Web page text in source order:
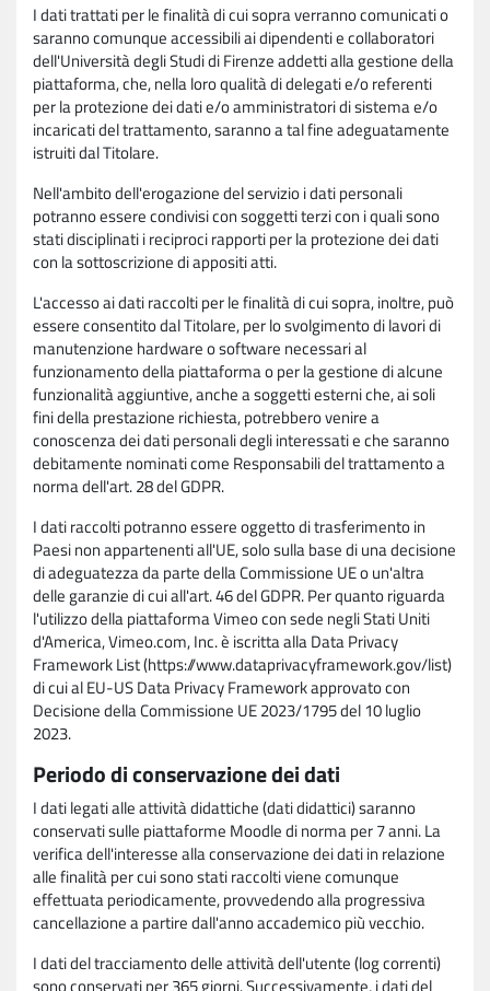
I dati trattati per le finalità di cui sopra verranno comunicati o
saranno comunque accessibili ai dipendenti e collaboratori
dell'Università degli Studi di Firenze addetti alla gestione della
piattaforma, che, nella loro qualità di delegati e/o referenti
per la protezione dei dati e/o amministratori di sistema e/o
incaricati del trattamento, saranno a tal fine adeguatamente
istruiti dal Titolare.
Nell'ambito dell'erogazione del servizio i dati personali
potranno essere condivisi con soggetti terzi con i quali sono
stati disciplinati i reciproci rapporti per la protezione dei dati
con la sottoscrizione di appositi atti.
L'accesso ai dati raccolti per le finalità di cui sopra, inoltre, può
essere consentito dal Titolare, per lo svolgimento di lavori di
manutenzione hardware o software necessari al
funzionamento della piattaforma o per la gestione di alcune
funzionalità aggiuntive, anche a soggetti esterni che, ai soli
fini della prestazione richiesta, potrebbero venire a
conoscenza dei dati personali degli interessati e che saranno
debitamente nominati come Responsabili del trattamento a
norma dell'art. 28 del GDPR.
I dati raccolti potranno essere oggetto di trasferimento in
Paesi non appartenenti all'UE, solo sulla base di una decisione
di adeguatezza da parte della Commissione UE o un'altra
delle garanzie di cui all'art. 46 del GDPR. Per quanto riguarda
l'utilizzo della piattaforma Vimeo con sede negli Stati Uniti
d'America, Vimeo.com, Inc. è iscritta alla Data Privacy
Framework List (https://www.dataprivacyframework.gov/list)
di cui al EU-US Data Privacy Framework approvato con
Decisione della Commissione UE 2023/1795 del 10 luglio
2023.
Periodo di conservazione dei dati
I dati legati alle attività didattiche (dati didattici) saranno
conservati sulle piattaforme Moodle di norma per 7 anni. La
verifica dell'interesse alla conservazione dei dati in relazione
alle finalità per cui sono stati raccolti viene comunque
effettuata periodicamente, provvedendo alla progressiva
cancellazione a partire dall'anno accademico più vecchio.
I dati del tracciamento delle attività dell'utente (log correnti)
sono conservati per 365 giorni. Successivamente, i dati del